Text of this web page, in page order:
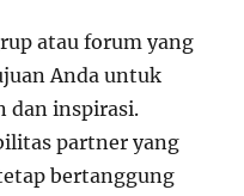
atau forum yang
Anda untuk
dan inspirasi.
partner yang
bertanggung